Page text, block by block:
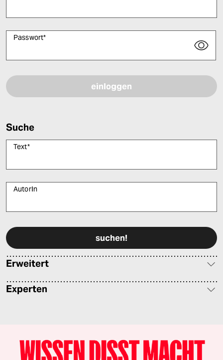
Passwort*
Suche
Text*
AutorIn
Erweitert
Experten